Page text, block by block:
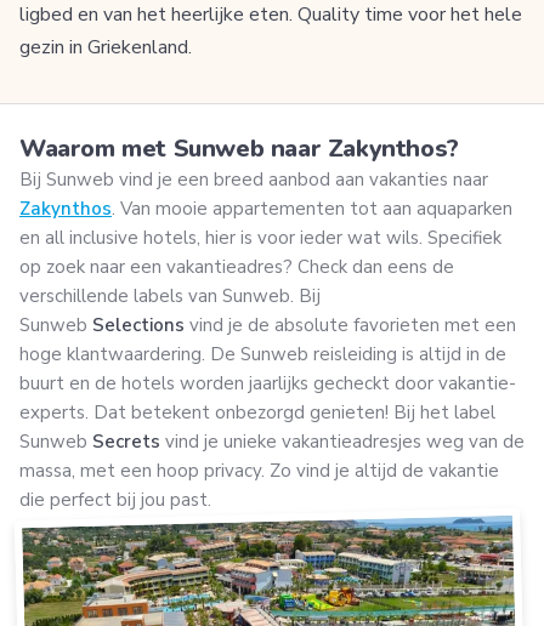
ligbed en van het heerlijke eten. Quality time voor het hele
gezin in Griekenland.
Waarom met Sunweb naar Zakynthos?
Bij Sunweb vind je een breed aanbod aan vakanties naar
Zakynthos. Van mooie appartementen tot aan aquaparken
en all inclusive hotels, hier is voor ieder wat wils. Specifiek
op zoek naar een vakantieadres? Check dan eens de
verschillende labels van Sunweb. Bij
Sunweb Selections vind je de absolute favorieten met een
hoge klantwaardering. De Sunweb reisleiding is altijd in de
buurt en de hotels worden jaarlijks gecheckt door vakantie-
experts. Dat betekent onbezorgd genieten! Bij het label
Sunweb Secrets vind je unieke vakantieadresjes weg van de
massa, met een hoop privacy. Zo vind je altijd de vakantie
die perfect bij jou past.